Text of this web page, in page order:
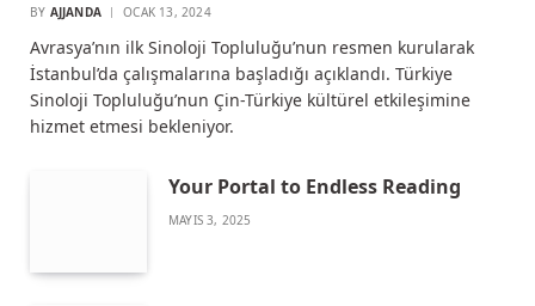
BY AJJANDA OCAK 13, 2024
Avrasya’nın ilk Sinoloji Topluluğu’nun resmen kurularak
İstanbul’da çalışmalarına başladığı açıklandı. Türkiye
Sinoloji Topluluğu’nun Çin-Türkiye kültürel etkileşimine
hizmet etmesi bekleniyor.
Your Portal to Endless Reading
MAYIS 3, 2025